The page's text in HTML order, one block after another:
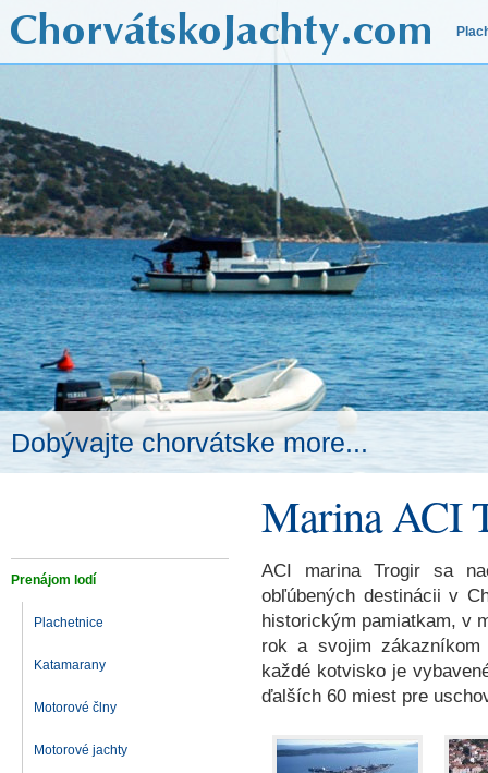
Dobývajte chorvátske more...
Marina ACI
Prenájom lodí
Plachetnice
Katamarany
Motorové člny
Motorové jachty
ACI marina Trogir sa
obľúbených destinácii v
historickým pamiatkam, v
rok a svojim
každé kotvisko je
ďalších 60 miest pre